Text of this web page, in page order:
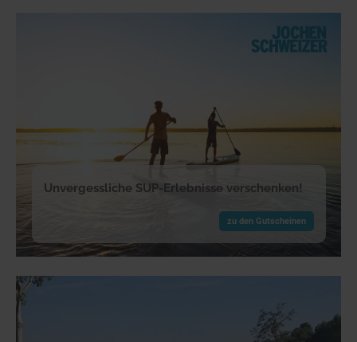
Unvergessliche SUP-Erlebnisse verschenken!
zu den Gutscheinen